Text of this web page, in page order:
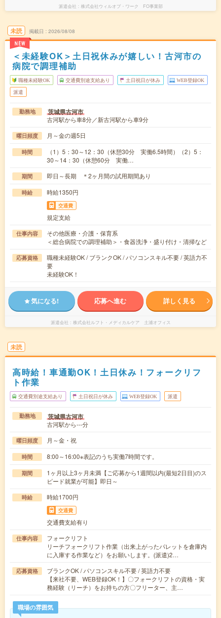
派遣会社 株式会社ウィルオブ・ワーク FO事業部
未読
NEW
掲載日 2026/08/08
＜未経験OK＞土日祝休みが嬉しい！古河市の
病院で調理補助
職種未経験OK 交通費別途支給あり 土日祝日が休み WEB登録OK
派遣
勤務地 茨城県古河市
古河駅から車8分／新古河駅から車9分
曜日頻度 月～金の週5日
時間
（1）5：30～12：30（休憩30分 実働6.5時間）（2）5：
30～14：30（休憩60分 実働…
期間 即日～長期 ＊2ヶ月間の試用期間あり
時給 時給1350円
交通費
規定支給
仕事内容
その他医療・介護・保育系
＜総合病院での調理補助＞・食器洗浄・盛り付け・清掃など
応募資格
職種未経験OK / ブランクOK / パソコンスキル不要 / 英語力不
要
未経験OK！
気になる! 応募へ進む 詳しく見る
派遣会社 株式会社ルフト・メディカルケア 土浦オフィス
未読
高時給！車通勤OK！土日休み！フォークリフ
ト作業
交通費別途支給あり 土日祝日が休み WEB登録OK 派遣
勤務地 茨城県古河市
古河駅から---分
曜日頻度 月～金・祝
時間 8:00～16:00※表記のうち実働7時間です。
期間
1ヶ月以上3ヶ月未満【ご応募から1週間以内(最短2日目)のス
ピード就業が可能】即日～
時給 時給1700円
交通費
交通費支給有り
仕事内容
フォークリフト
リーチフォークリフト作業（出来上がったパレットを倉庫内
に入庫する作業など）をお願いします。(派遣)2…
応募資格
ブランクOK / パソコンスキル不要 / 英語力不要
【来社不要、WEB登録OK！】〇フォークリフトの資格・実
務経験（リーチ）をお持ちの方〇フリーター、主…
職場の雰囲気